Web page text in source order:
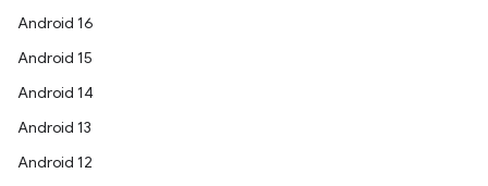
Android 16
Android 15
Android 14
Android 13
Android 12